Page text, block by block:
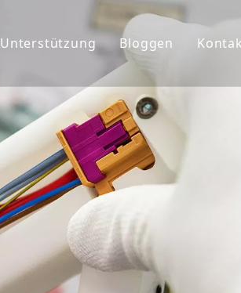
Unterstützung
Benutzerdefiniert
Globaler Markt
FAQ&Download
Bloggen